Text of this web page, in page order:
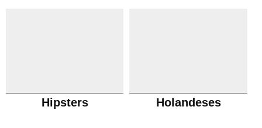
Hipsters Holandeses